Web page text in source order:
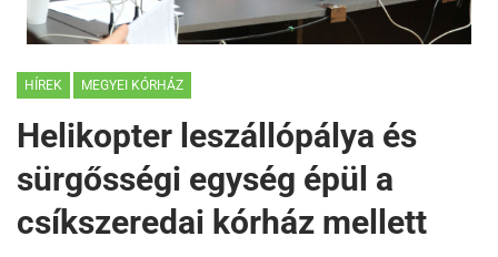
HÍREK MEGYEI KÓRHÁZ
Helikopter leszállópálya és
sürgősségi egység épül a
csíkszeredai kórház mellett